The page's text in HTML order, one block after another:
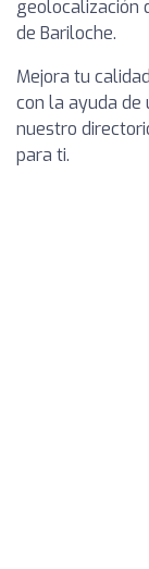
geolocalización
de Bariloche.
Mejora tu
con la ayuda de
nuestro
para ti.